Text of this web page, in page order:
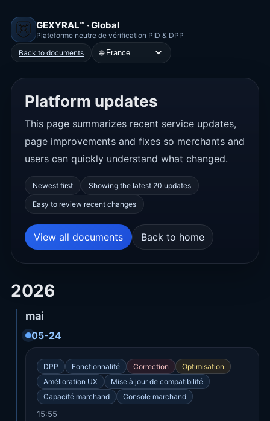
GEXYRAL™ · Global
Plateforme neutre de vérification PID & DPP
Back to documents
🌐
Platform updates
This page summarizes recent service updates,
page improvements and fixes so merchants and
users can quickly understand what changed.
Newest first Showing the latest 20 updates
Easy to review recent changes
View all documents Back to home
2026
mai
05-24
DPP Fonctionnalité Correction
Optimisation
Amélioration UX
Mise à jour de compatibilité
Capacité marchand
Console marchand
15:55